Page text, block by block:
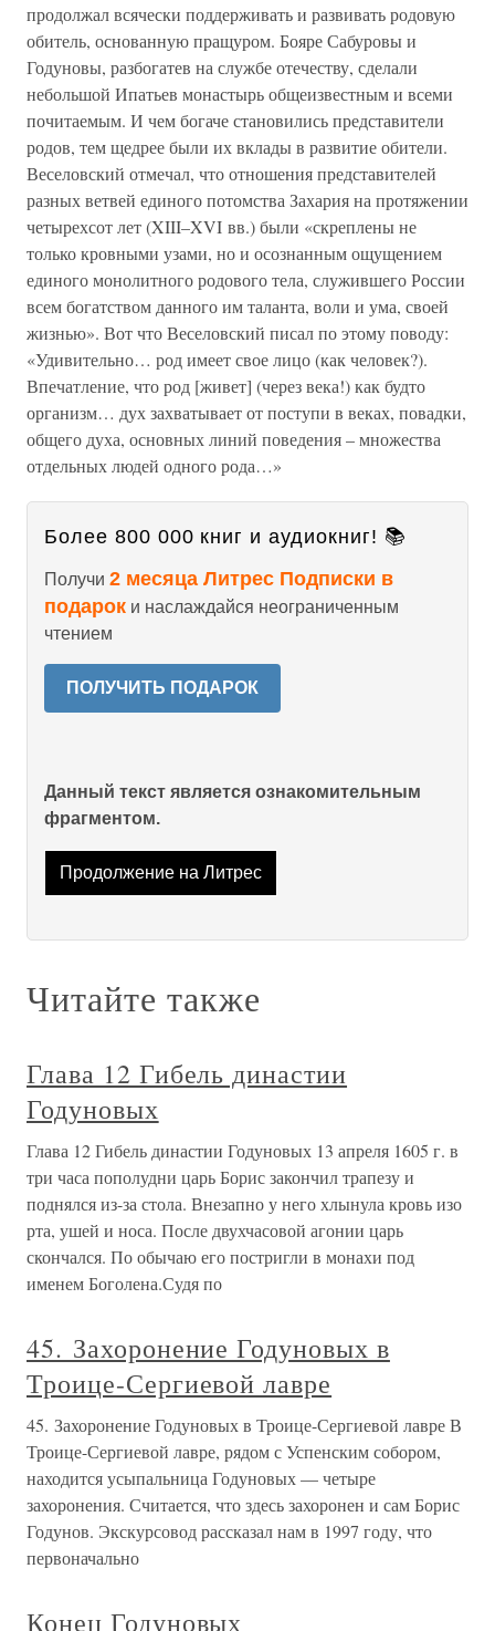
продолжал всячески поддерживать и развивать родовую
обитель, основанную пращуром. Бояре Сабуровы и
Годуновы, разбогатев на службе отечеству, сделали
небольшой Ипатьев монастырь общеизвестным и всеми
почитаемым. И чем богаче становились представители
родов, тем щедрее были их вклады в развитие обители.
Веселовский отмечал, что отношения представителей
разных ветвей единого потомства Захария на протяжении
четырехсот лет (XIII–XVI вв.) были «скреплены не
только кровными узами, но и осознанным ощущением
единого монолитного родового тела, служившего России
всем богатством данного им таланта, воли и ума, своей
жизнью». Вот что Веселовский писал по этому поводу:
«Удивительно… род имеет свое лицо (как человек?).
Впечатление, что род [живет] (через века!) как будто
организм… дух захватывает от поступи в веках, повадки,
общего духа, основных линий поведения – множества
отдельных людей одного рода…»
Более 800 000 книг и аудиокниг! 📚
Получи 2 месяца Литрес Подписки в
подарок и наслаждайся неограниченным
чтением
ПОЛУЧИТЬ ПОДАРОК
Данный текст является ознакомительным
фрагментом.
Продолжение на Литрес
Читайте также
Глава 12 Гибель династии
Годуновых
Глава 12 Гибель династии Годуновых 13 апреля 1605 г. в
три часа пополудни царь Борис закончил трапезу и
поднялся из-за стола. Внезапно у него хлынула кровь изо
рта, ушей и носа. После двухчасовой агонии царь
скончался. По обычаю его постригли в монахи под
именем Боголена.Судя по
45. Захоронение Годуновых в
Троице-Сергиевой лавре
45. Захоронение Годуновых в Троице-Сергиевой лавре В
Троице-Сергиевой лавре, рядом с Успенским собором,
находится усыпальница Годуновых — четыре
захоронения. Считается, что здесь захоронен и сам Борис
Годунов. Экскурсовод рассказал нам в 1997 году, что
первоначально
Конец Годуновых